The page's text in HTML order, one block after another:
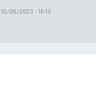
10/06/2023 - 16:13